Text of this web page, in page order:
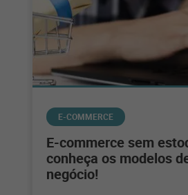
E-COMMERCE
E-commerce sem
conheça os modelos
negócio!